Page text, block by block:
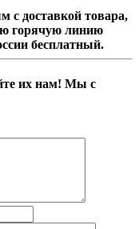
с доставкой товара,
горячую линию
бесплатный.
их нам! Мы с